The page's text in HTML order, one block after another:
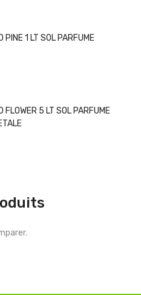
PINE 1 LT SOL PARFUME
FLOWER 5 LT SOL PARFUME